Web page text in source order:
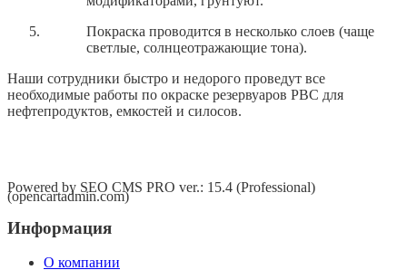
Покраска проводится в несколько слоев (чаще
светлые, солнцеотражающие тона).
Наши сотрудники быстро и недорого проведут все
необходимые работы по окраске резервуаров РВС для
нефтепродуктов, емкостей и силосов.
Powered by SEO CMS PRO ver.: 15.4 (Professional)
(opencartadmin.com)
Информация
О компании